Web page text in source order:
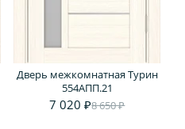
Дверь межкомнатная Турин
554АПП.21
7 020 ₽8 650 ₽